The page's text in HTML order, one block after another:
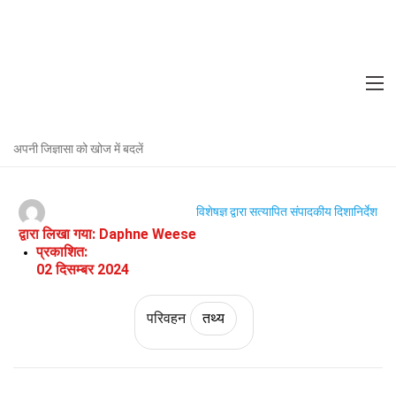
अपनी जिज्ञासा को खोज में बदलेंनाव के बारे में 36 तथ्य
द्वारा लिखा गया: Daphne Weese
प्रकाशित:
02 दिसम्बर 2024
विशेषज्ञ द्वारा सत्यापितसंपादकीय दिशानिर्देश
परिवहन तथ्य